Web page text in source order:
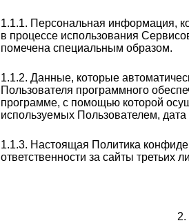
1.1.1. Персональная информация,
в процессе использования
помечена специальным образом.
1.1.2. Данные, которые
Пользователя программного
программе, с помощью которой
используемых Пользователем,
1.1.3. Настоящая Политика
ответственности за сайты